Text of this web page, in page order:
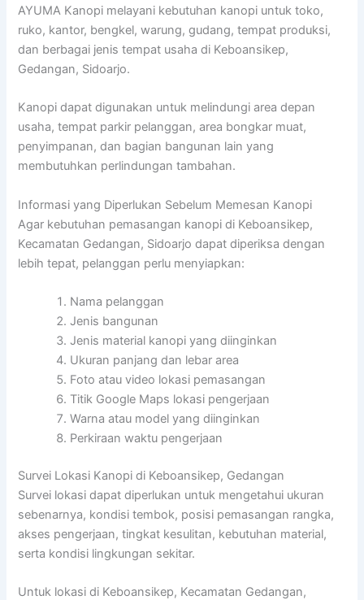
AYUMA Kanopi melayani kebutuhan kanopi untuk toko,
ruko, kantor, bengkel, warung, gudang, tempat produksi,
dan berbagai jenis tempat usaha di Keboansikep,
Gedangan, Sidoarjo.
Kanopi dapat digunakan untuk melindungi area depan
usaha, tempat parkir pelanggan, area bongkar muat,
penyimpanan, dan bagian bangunan lain yang
membutuhkan perlindungan tambahan.
Informasi yang Diperlukan Sebelum Memesan Kanopi
Agar kebutuhan pemasangan kanopi di Keboansikep,
Kecamatan Gedangan, Sidoarjo dapat diperiksa dengan
lebih tepat, pelanggan perlu menyiapkan:
Nama pelanggan
Jenis bangunan
Jenis material kanopi yang diinginkan
Ukuran panjang dan lebar area
Foto atau video lokasi pemasangan
Titik Google Maps lokasi pengerjaan
Warna atau model yang diinginkan
Perkiraan waktu pengerjaan
Survei Lokasi Kanopi di Keboansikep, Gedangan
Survei lokasi dapat diperlukan untuk mengetahui ukuran
sebenarnya, kondisi tembok, posisi pemasangan rangka,
akses pengerjaan, tingkat kesulitan, kebutuhan material,
serta kondisi lingkungan sekitar.
Untuk lokasi di Keboansikep, Kecamatan Gedangan,